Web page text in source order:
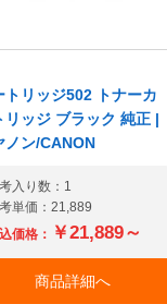
トリッジ502 トナーカ
リッジ ブラック 純正 |
ノン/CANON
入り数：1
単価：21,889
価格： ￥21,889～
商品詳細へ